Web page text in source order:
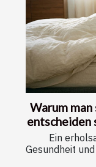
Warum
entscheiden
Ein
Gesundheit